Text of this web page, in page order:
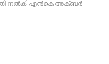
നൽകി എൻകെ അക്ബർ